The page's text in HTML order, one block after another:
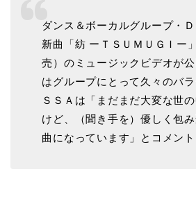
ダンス＆ボーカルグループ・
新曲「紡 ーＴＳＵＭＵＧＩー
売）のミュージックビデオが
はグループにとって久々のバラ
ＳＳＡは「まだまだ大変な世
けど、（聞き手を）優しく包
曲になっています」とコメント